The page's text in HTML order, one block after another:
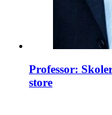
Professor:
store